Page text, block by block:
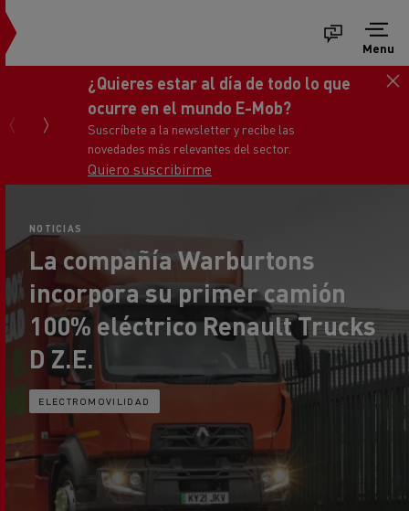
Menu
Consigue tu nuevo
Master
Ponte en contacto con
La compañía Warburtons
incorpora su primer camión
100% eléctrico Renault Trucks
D Z.E.
ELECTROMOVILIDAD